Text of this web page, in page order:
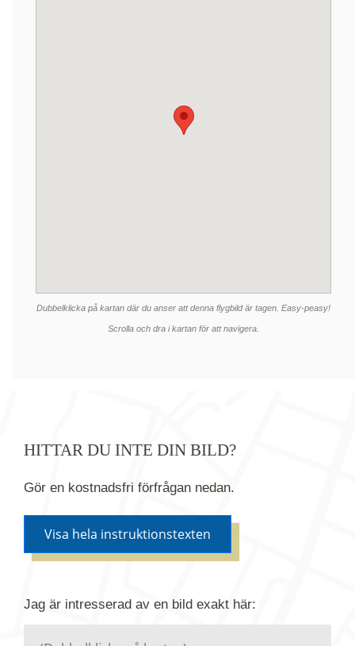
Dubbelklicka på kartan där du anser att denna flygbild är tagen. Easy-peasy!
Scrolla och dra i kartan för att navigera.
HITTAR DU INTE DIN BILD?
Gör en kostnadsfri förfrågan nedan.
Visa hela instruktionstexten
Jag är intresserad av en bild exakt här: